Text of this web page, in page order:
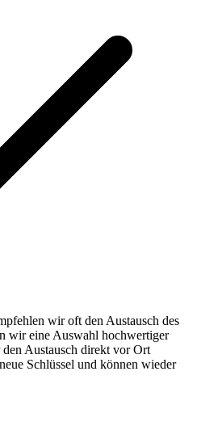
wir oft den Austausch des
wir eine Auswahl hochwertiger
Austausch direkt vor Ort
Schlüssel und können wieder